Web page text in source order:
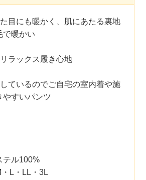
目にも暖かく、肌にあたる裏地
で暖かい
ラックス履き心地
ているのでご自宅の室内着や施
やすいパンツ
テル100%
・L・LL・3L